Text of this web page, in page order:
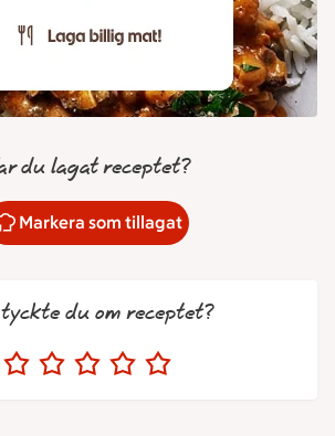
du lagat receptet?
Markera som tillagat
tyckte du om receptet?